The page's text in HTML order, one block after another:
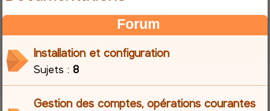
Forum
Installation et configuration
Sujets :8
Gestion des comptes, opérations courantes